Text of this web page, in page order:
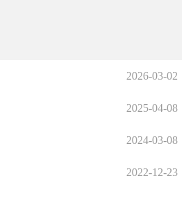
2026-03-02
2025-04-08
2024-03-08
2022-12-23